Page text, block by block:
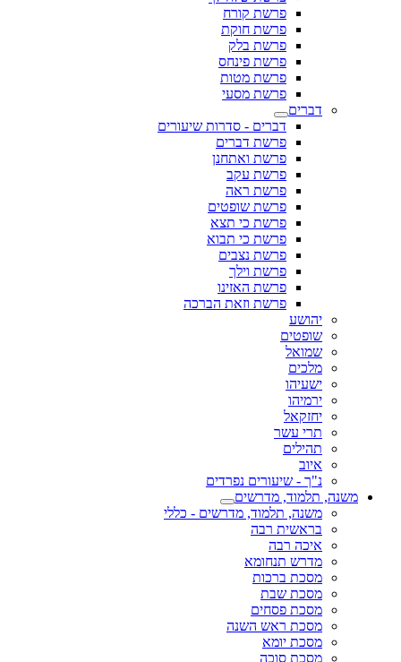
פרשת קורח
פרשת חוקת
פרשת בלק
פרשת פינחס
פרשת מטות
פרשת מסעי
דברים
דברים - סדרות שיעורים
פרשת דברים
פרשת ואתחנן
פרשת עקב
פרשת ראה
פרשת שופטים
פרשת כי תצא
פרשת כי תבוא
פרשת נצבים
פרשת וילך
פרשת האזינו
פרשת וזאת הברכה
יהושע
שופטים
שמואל
מלכים
ישעיהו
ירמיהו
יחזקאל
תרי עשר
תהילים
איוב
נ"ך - שיעורים נפרדים
משנה, תלמוד, מדרשים
משנה, תלמוד, מדרשים - כללי
בראשית רבה
איכה רבה
מדרש תנחומא
מסכת ברכות
מסכת שבת
מסכת פסחים
מסכת ראש השנה
מסכת יומא
מסכת סוכה